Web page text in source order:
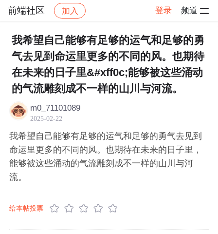
前端社区 加入 登录 频道
社区 前端社区 感慨 帖子详情
我希望自己能够有足够的运气和足够的勇
气去见到命运里更多的不同的风。也期待
在未来的日子里&#xff0c;能够被这些涌动
的气流雕刻成不一样的山川与河流。
m0_71101089
2025-02-22
我希望自己能够有足够的运气和足够的勇气去见到
命运里更多的不同的风。也期待在未来的日子里，
能够被这些涌动的气流雕刻成不一样的山川与河
流。
给本帖投票